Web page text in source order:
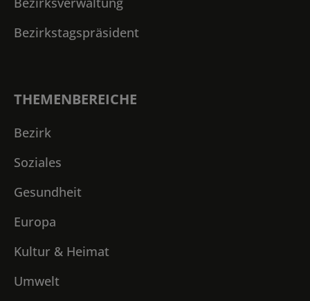
Bezirkstagspräsident
THEMENBEREICHE
Bezirk
Soziales
Gesundheit
Europa
Kultur & Heimat
Umwelt